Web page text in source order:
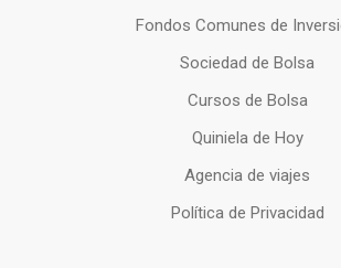
Fondos Comunes de
Sociedad de Bolsa
Cursos de Bolsa
Quiniela de Hoy
Agencia de viajes
Política de Privacidad